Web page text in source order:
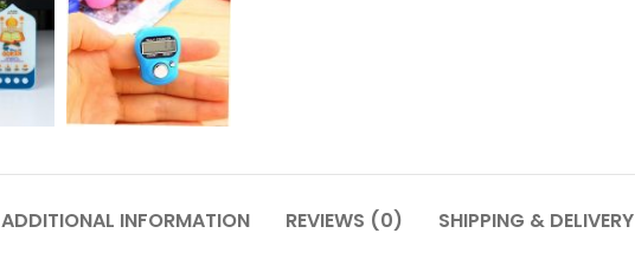
ADDITIONAL INFORMATION REVIEWS (0) SHIPPING & DELIVERY